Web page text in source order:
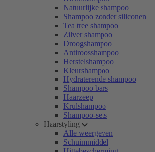
Natuurlijke shampoo
Shampoo zonder siliconen
Tea tree shampoo
Zilver shampoo
Droogshampoo
Antiroosshampoo
Herstelshampoo
Kleurshampoo
Hydraterende shampoo
Shampoo bars
Haarzeep
Krulshampoo
Shampoo-sets
Haarstyling
Alle weergeven
Schuimmiddel